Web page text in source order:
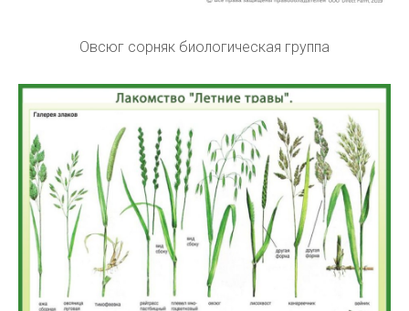
Овсюг сорняк биологическая группа